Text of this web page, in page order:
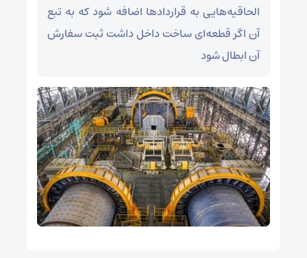
الحاقیه‌هایی به قراردادها اضافه شود که به تبع
آن اگر قطعه‌ای ساخت داخل داشت ثبت سفارش
آن ابطال شود